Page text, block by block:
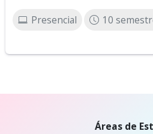
Presencial 10
Áreas de